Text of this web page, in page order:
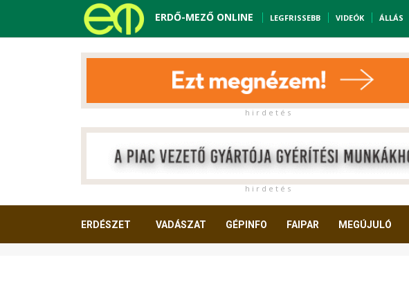
ERDŐ-MEZŐ ONLINE LEGFRISSEBB VIDEÓK ÁLLÁS
h i r d e t é s
h i r d e t é s
ERDÉSZET VADÁSZAT GÉPINFO FAIPAR MEGÚJULÓ